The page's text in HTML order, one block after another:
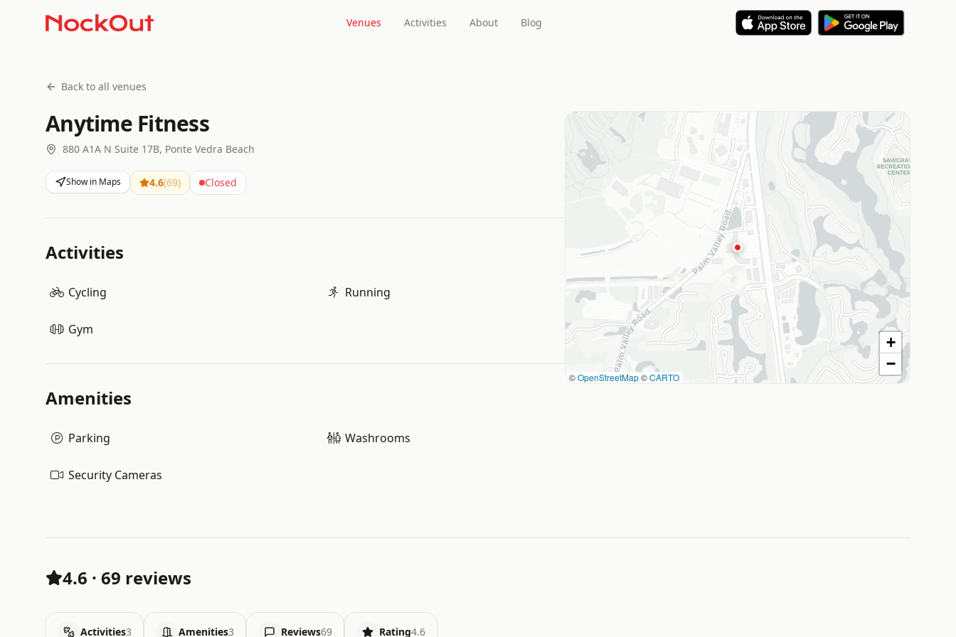
Venues Activities About Blog
Back to all venues
Anytime Fitness
880 A1A N Suite 17B, Ponte Vedra Beach
Show in Maps 4.6(69) Closed
Activities
Cycling Running
Gym
Amenities
Parking Washrooms
Security Cameras
©OpenStreetMap©CARTO
+
−
4.6 · 69 reviews
Activities3 Amenities3 Reviews69 Rating4.6